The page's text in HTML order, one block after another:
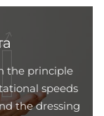
the principle
speeds
the dressing